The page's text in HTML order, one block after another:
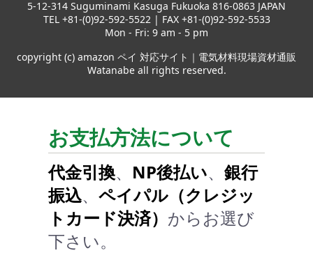
5-12-314 Suguminami Kasuga Fukuoka 816-0863 JAPAN
TEL +81-(0)92-592-5522 | FAX +81-(0)92-592-5533
Mon - Fri: 9 am - 5 pm
copyright (c) amazon ペイ 対応サイト｜電気材料現場資材通販
Watanabe all rights reserved.
お支払方法について
代金引換、 NP後払い、 銀行
振込、 ペイパル（クレジッ
トカード決済） からお選び
下さい。